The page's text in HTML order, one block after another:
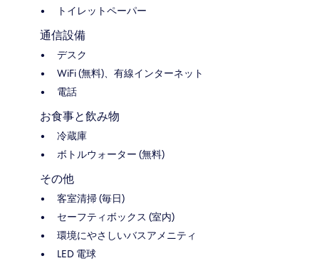
トイレットペーパー
通信設備
デスク
WiFi (無料)、有線インターネット
電話
お食事と飲み物
冷蔵庫
ボトルウォーター (無料)
その他
客室清掃 (毎日)
セーフティボックス (室内)
環境にやさしいバスアメニティ
LED 電球